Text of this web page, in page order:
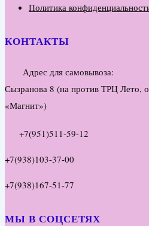
Политика
КОНТАКТЫ
Адрес для самовывоза:
Сызранова 8 (на против ТРЦ Лето,
«Магнит»)
+7(951)511-59-12
+7(938)103-37-00
+7(938)167-51-77
МЫ В СОЦСЕТЯХ